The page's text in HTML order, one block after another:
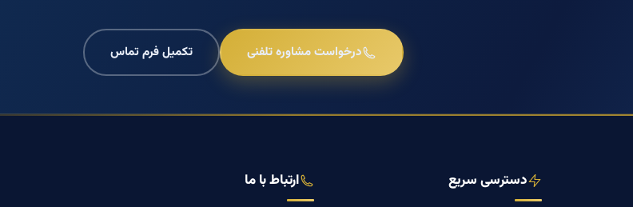
درخواست مشاوره تلفنی تکمیل فرم تماس
دسترسی سریع ارتباط با ما